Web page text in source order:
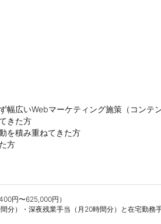
幅広いWebマーケティング施策（コン
きた方
を積み重ねてきた方
方
円〜625,000円）
分）・深夜残業手当（月20時間分）と在宅勤務